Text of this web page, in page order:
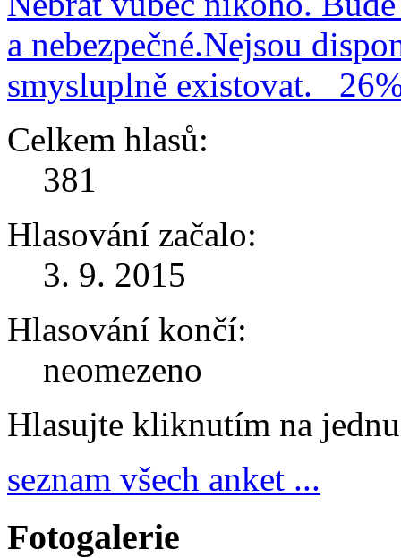
a nebezpečné.Nejsou
smysluplně existovat.
Celkem hlasů:
381
Hlasování začalo:
3. 9. 2015
Hlasování končí:
neomezeno
Hlasujte kliknutím na
seznam všech anket ...
Fotogalerie